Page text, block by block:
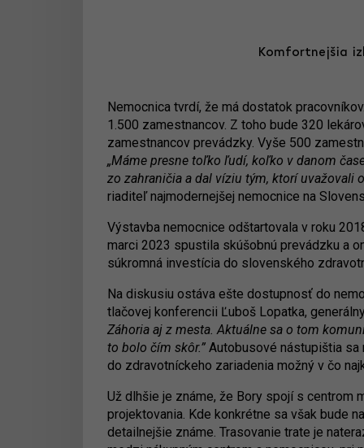
Komfortnejšia
Nemocnica tvrdí, že má dostatok
1.500 zamestnancov. Z toho bude 320
zamestnancov prevádzky. Vyše 500
„Máme presne toľko ľudí, koľko v danom
zo zahraničia a dal víziu tým, ktorí uvažovali
riaditeľ najmodernejšej nemocnice na
Výstavba nemocnice odštartovala v roku
marci 2023 spustila skúšobnú prevádzku a
súkromná investícia do slovenského
Na diskusiu ostáva ešte dostupnosť do
tlačovej konferencii Ľuboš Lopatka,
Záhoria aj z mesta. Aktuálne sa o tom
to bolo čím skôr.” Autobusové nástupištia sa
do zdravotníckeho zariadenia možný v čo
Už dlhšie je známe, že Bory spojí s centrom
projektovania. Kde konkrétne sa však bude
detailnejšie známe. Trasovanie trate je